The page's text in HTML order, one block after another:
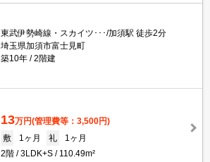
東武伊勢崎線・スカイツ･･･/加須駅 徒歩2分
埼玉県加須市富士見町
築10年
2階建
13万円(管理費等：3,500円)
敷
1ヶ月 礼
1ヶ月
2階
3LDK+S 110.49m²